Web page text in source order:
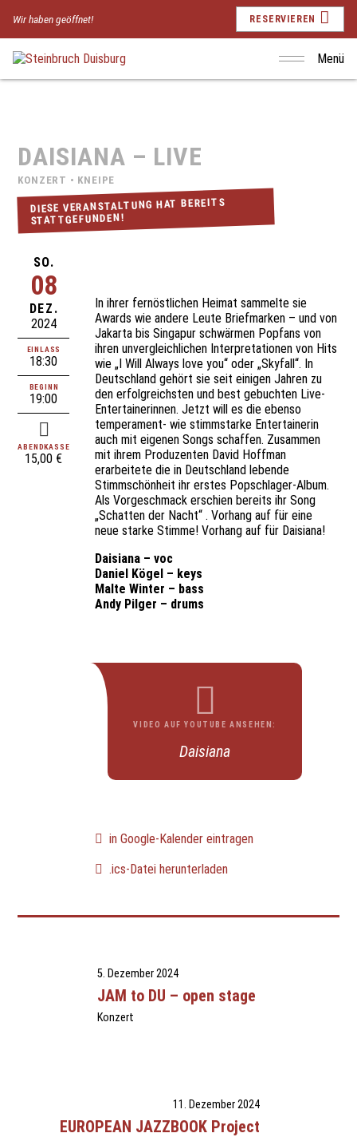
Menü
Wir haben geöffnet! RESERVIEREN
DAISIANA – LIVE
KONZERT • KNEIPE
DIESE VERANSTALTUNG HAT BEREITS
STATTGEFUNDEN!
SO.
08
DEZ.
2024
EINLASS
18:30
BEGINN
19:00
ABENDKASSE
15,00 €
In ihrer fernöstlichen Heimat sammelte sie
Awards wie andere Leute Briefmarken – und von
Jakarta bis Singapur schwärmen Popfans von
ihren unvergleichlichen Interpretationen von Hits
wie „I Will Always love you“ oder „Skyfall“. In
Deutschland gehört sie seit einigen Jahren zu
den erfolgreichsten und best gebuchten Live-
Entertainerinnen. Jetzt will es die ebenso
temperament- wie stimmstarke Entertainerin
auch mit eigenen Songs schaffen. Zusammen
mit ihrem Produzenten David Hoffman
erarbeitete die in Deutschland lebende
Stimmschönheit ihr erstes Popschlager-Album.
Als Vorgeschmack erschien bereits ihr Song
„Schatten der Nacht“ . Vorhang auf für eine
neue starke Stimme! Vorhang auf für Daisiana!
Daisiana – voc
Daniel Kögel – keys
Malte Winter – bass
Andy Pilger – drums
VIDEO AUF YOUTUBE ANSEHEN:
Daisiana
in Google-Kalender eintragen
.ics-Datei herunterladen
5. Dezember 2024
JAM to DU – open stage
Konzert
11. Dezember 2024
EUROPEAN JAZZBOOK Project